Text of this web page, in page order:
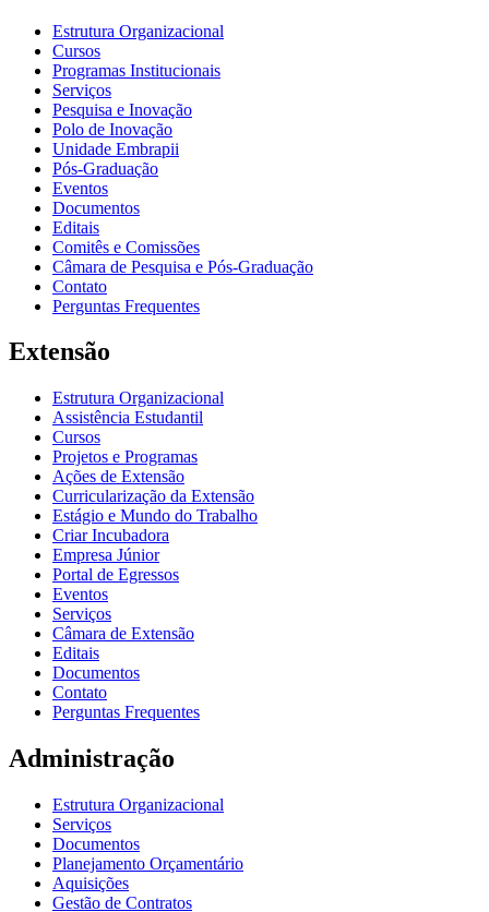
Estrutura Organizacional
Cursos
Programas Institucionais
Serviços
Pesquisa e Inovação
Polo de Inovação
Unidade Embrapii
Pós-Graduação
Eventos
Documentos
Editais
Comitês e Comissões
Câmara de Pesquisa e Pós-Graduação
Contato
Perguntas Frequentes
Extensão
Estrutura Organizacional
Assistência Estudantil
Cursos
Projetos e Programas
Ações de Extensão
Curricularização da Extensão
Estágio e Mundo do Trabalho
Criar Incubadora
Empresa Júnior
Portal de Egressos
Eventos
Serviços
Câmara de Extensão
Editais
Documentos
Contato
Perguntas Frequentes
Administração
Estrutura Organizacional
Serviços
Documentos
Planejamento Orçamentário
Aquisições
Gestão de Contratos